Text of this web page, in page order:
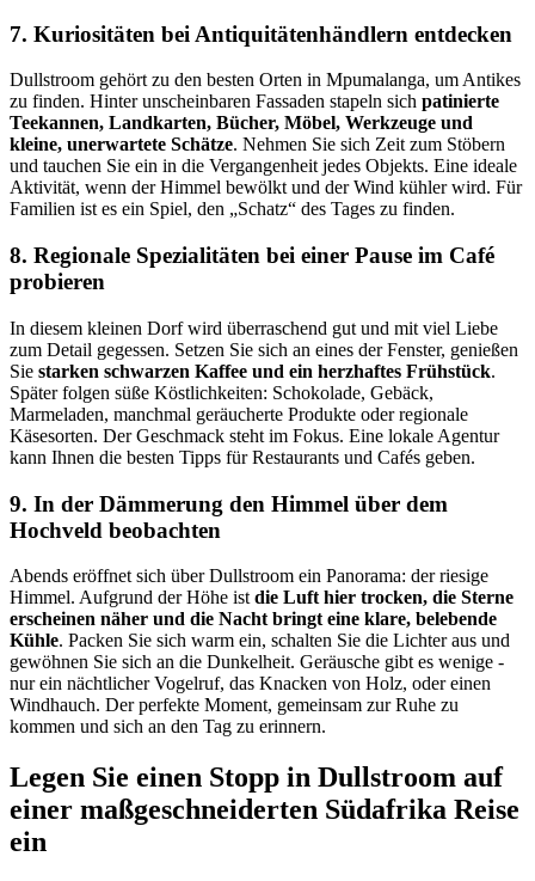
7. Kuriositäten bei Antiquitätenhändlern entdecken
Dullstroom gehört zu den besten Orten in Mpumalanga, um Antikes
zu finden. Hinter unscheinbaren Fassaden stapeln sich patinierte
Teekannen, Landkarten, Bücher, Möbel, Werkzeuge und
kleine, unerwartete Schätze. Nehmen Sie sich Zeit zum Stöbern
und tauchen Sie ein in die Vergangenheit jedes Objekts. Eine ideale
Aktivität, wenn der Himmel bewölkt und der Wind kühler wird. Für
Familien ist es ein Spiel, den „Schatz“ des Tages zu finden.
8. Regionale Spezialitäten bei einer Pause im Café
probieren
In diesem kleinen Dorf wird überraschend gut und mit viel Liebe
zum Detail gegessen. Setzen Sie sich an eines der Fenster, genießen
Sie starken schwarzen Kaffee und ein herzhaftes Frühstück.
Später folgen süße Köstlichkeiten: Schokolade, Gebäck,
Marmeladen, manchmal geräucherte Produkte oder regionale
Käsesorten. Der Geschmack steht im Fokus. Eine lokale Agentur
kann Ihnen die besten Tipps für Restaurants und Cafés geben.
9. In der Dämmerung den Himmel über dem
Hochveld beobachten
Abends eröffnet sich über Dullstroom ein Panorama: der riesige
Himmel. Aufgrund der Höhe ist die Luft hier trocken, die Sterne
erscheinen näher und die Nacht bringt eine klare, belebende
Kühle. Packen Sie sich warm ein, schalten Sie die Lichter aus und
gewöhnen Sie sich an die Dunkelheit. Geräusche gibt es wenige -
nur ein nächtlicher Vogelruf, das Knacken von Holz, oder einen
Windhauch. Der perfekte Moment, gemeinsam zur Ruhe zu
kommen und sich an den Tag zu erinnern.
Legen Sie einen Stopp in Dullstroom auf
einer maßgeschneiderten Südafrika Reise
ein